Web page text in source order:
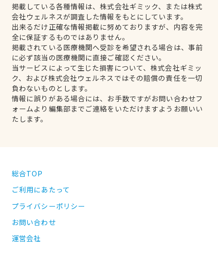
掲載している各種情報は、株式会社ギミック、または株式
会社ウェルネスが調査した情報をもとにしています。
出来るだけ正確な情報掲載に努めておりますが、内容を完
全に保証するものではありません。
掲載されている医療機関へ受診を希望される場合は、事前
に必ず該当の医療機関に直接ご確認ください。
当サービスによって生じた損害について、株式会社ギミッ
ク、および株式会社ウェルネスではその賠償の責任を一切
負わないものとします。
情報に誤りがある場合には、お手数ですがお問い合わせフ
ォームより編集部までご連絡をいただけますようお願いい
たします。
総合TOP
ご利用にあたって
プライバシーポリシー
お問い合わせ
運営会社